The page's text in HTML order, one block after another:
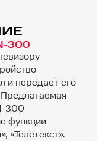
300
и передает его
300
функции
«Телетекст».